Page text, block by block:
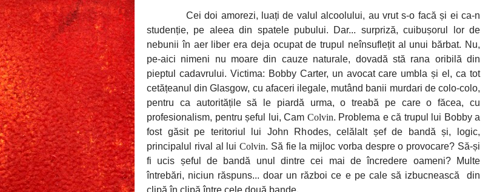
Cei doi amorezi, luați de valul alcoolului, au vrut s-o facă și ei ca-n
studenție, pe aleea din spatele pubului. Dar... surpriză, cuibușorul lor de
nebunii în aer liber era deja ocupat de trupul neînsuflețit al unui bărbat. Nu,
pe-aici nimeni nu moare din cauze naturale, dovadă stă rana oribilă din
pieptul cadavrului. Victima: Bobby Carter, un avocat care umbla și el, ca tot
cetățeanul din Glasgow, cu afaceri ilegale, mutând banii murdari de colo-colo,
pentru ca autoritățile să le piardă urma, o treabă pe care o făcea, cu
profesionalism, pentru șeful lui, Cam Colvin. Problema e că trupul lui Bobby a
fost găsit pe teritoriul lui John Rhodes, celălalt șef de bandă și, logic,
principalul rival al lui Colvin. Să fie la mijloc vorba despre o provocare? Să-și
fi ucis șeful de bandă unul dintre cei mai de încredere oameni? Multe
întrebări, niciun răspuns... doar un război ce e pe cale să izbucnească
din
clipă în clipă între cele două bande.